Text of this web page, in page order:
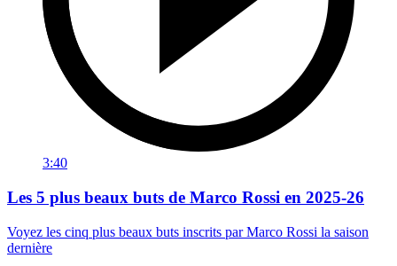
3:40
Les 5 plus beaux buts de Marco Rossi en 2025-26
Voyez les cinq plus beaux buts inscrits par Marco Rossi la saison
dernière